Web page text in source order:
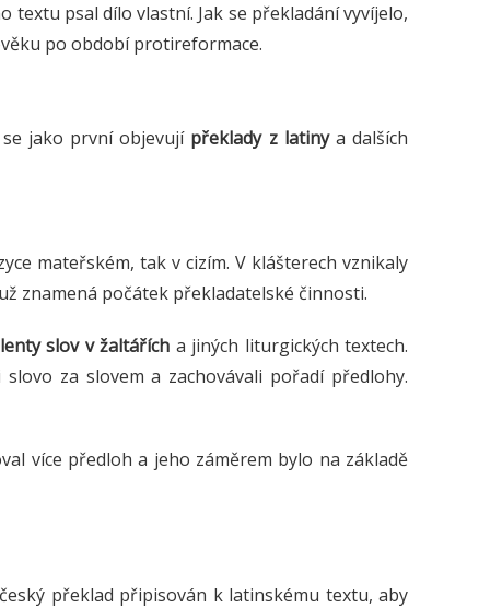
textu psal dílo vlastní. Jak se překladání vyvíjelo,
po období protireformace.
jako první objevují překlady z latinya dalších
mateřském, tak v cizím. V klášterech vznikaly
znamená počátek překladatelské činnosti.
slov v žaltářích a jiných liturgických textech.
za slovem a zachovávali pořadí předlohy.
více předloh a jeho záměrem bylo na základě
překlad připisován k latinskému textu, aby